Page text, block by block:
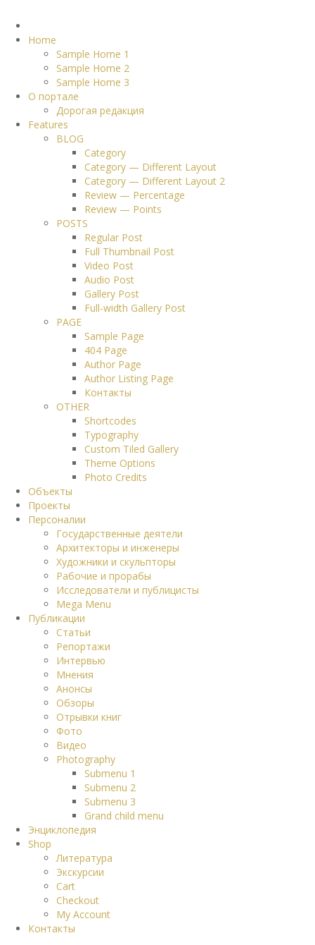
Home
Sample Home 1
Sample Home 2
Sample Home 3
О портале
Дорогая редакция
Features
BLOG
Category
Category — Different Layout
Category — Different Layout 2
Review — Percentage
Review — Points
POSTS
Regular Post
Full Thumbnail Post
Video Post
Audio Post
Gallery Post
Full-width Gallery Post
PAGE
Sample Page
404 Page
Author Page
Author Listing Page
Контакты
OTHER
Shortcodes
Typography
Custom Tiled Gallery
Theme Options
Photo Credits
Объекты
Проекты
Персоналии
Государственные деятели
Архитекторы и инженеры
Художники и скульпторы
Рабочие и прорабы
Исследователи и публицисты
Mega Menu
Публикации
Статьи
Репортажи
Интервью
Мнения
Анонсы
Обзоры
Отрывки книг
Фото
Видео
Photography
Submenu 1
Submenu 2
Submenu 3
Grand child menu
Энциклопедия
Shop
Литература
Экскурсии
Cart
Checkout
My Account
Контакты